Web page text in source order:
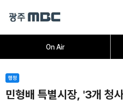
On Air
오늘의뉴스뉴스데스크
행정
민형배 특별시장, '3개 청